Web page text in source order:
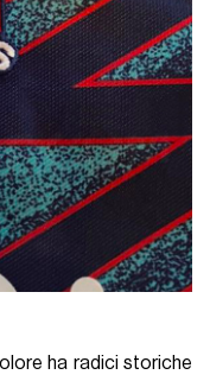
ha radici storiche